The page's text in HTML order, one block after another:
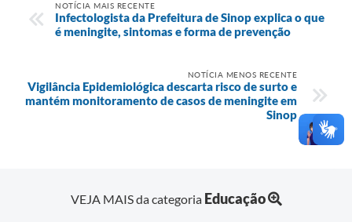
NOTÍCIA MAIS RECENTE
Infectologista da Prefeitura de Sinop explica o que
é meningite, sintomas e forma de prevenção
NOTÍCIA MENOS RECENTE
Vigilância Epidemiológica descarta risco de surto e
mantém monitoramento de casos de meningite em
Sinop
VEJA MAIS da categoria Educação